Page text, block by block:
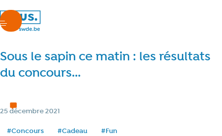
nous.swde
menu
Sous le sapin ce matin : les résultats
du concours...
Catégorie
Date de publication
25 décembre 2021
Tags
#Concours #Cadeau #Fun